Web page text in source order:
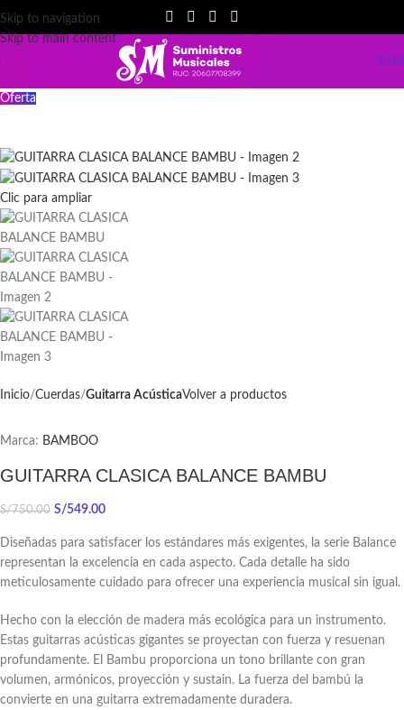
Skip to navigation
Skip to main content
S/
Oferta
Clic para ampliar
Inicio Cuerdas Guitarra AcústicaVolver a productos
Marca: BAMBOO
GUITARRA CLASICA BALANCE BAMBU
S/750.00 S/549.00
Diseñadas para satisfacer los estándares más exigentes, la serie Balance
representan la excelencia en cada aspecto. Cada detalle ha sido
meticulosamente cuidado para ofrecer una experiencia musical sin igual.
Hecho con la elección de madera más ecológica para un instrumento.
Estas guitarras acústicas gigantes se proyectan con fuerza y ​​resuenan
profundamente. El Bambu proporciona un tono brillante con gran
volumen, armónicos, proyección y sustain. La fuerza del bambú la
convierte en una guitarra extremadamente duradera.